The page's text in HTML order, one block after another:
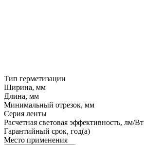
Тип герметизации
Ширина, мм
Длина, мм
Минимальный отрезок, мм
Серия ленты
Расчетная световая эффективность, лм/Вт
Гарантийный срок, год(а)
Место применения